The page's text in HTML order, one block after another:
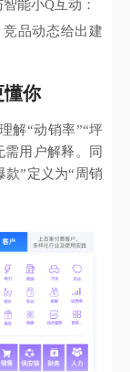
能小Q互动：
品动态给出建
懂你
解“动销率”“坪
需用户解释。同
款”定义为“周销